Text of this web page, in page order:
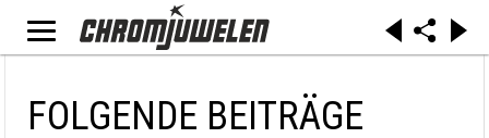
FOLGENDE BEITRÄGE